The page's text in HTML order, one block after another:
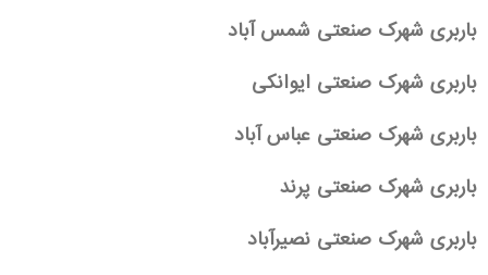
باربری شهرک صنعتی شمس آباد
باربری شهرک صنعتی ایوانکی
باربری شهرک صنعتی عباس آباد
باربری شهرک صنعتی پرند
باربری شهرک صنعتی نصیرآباد